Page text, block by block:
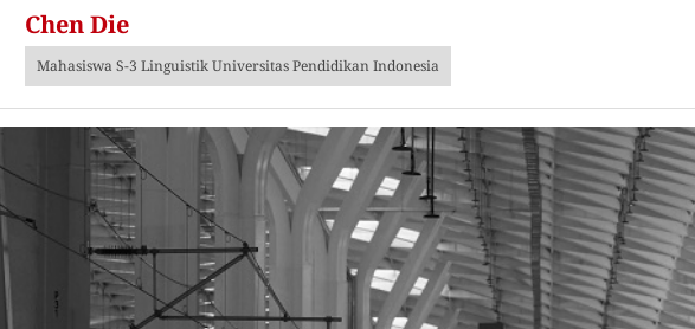
Chen Die
Mahasiswa S-3 Linguistik Universitas Pendidikan Indonesia